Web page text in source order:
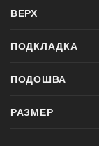
ВЕРХ
ПОДКЛАДКА
ПОДОШВА
РАЗМЕР